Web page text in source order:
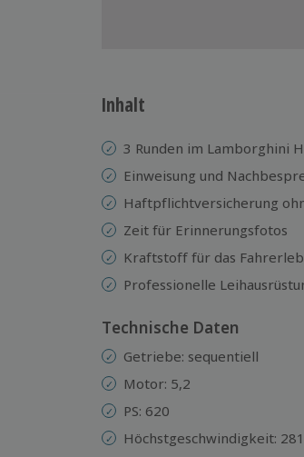
Inhalt
3 Runden im Lamborghini
Einweisung und
Haftpflichtversicherung
Zeit für Erinnerungsfotos
Kraftstoff für das
Professionelle
Technische Daten
Getriebe: sequentiell
Motor: 5,2
PS: 620
Höchstgeschwindigkeit: 281